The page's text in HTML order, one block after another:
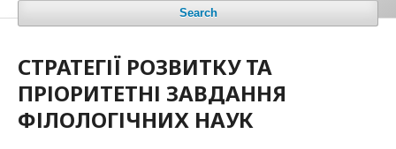
Search
СТРАТЕГІЇ РОЗВИТКУ ТА
ПРІОРИТЕТНІ ЗАВДАННЯ
ФІЛОЛОГІЧНИХ НАУК